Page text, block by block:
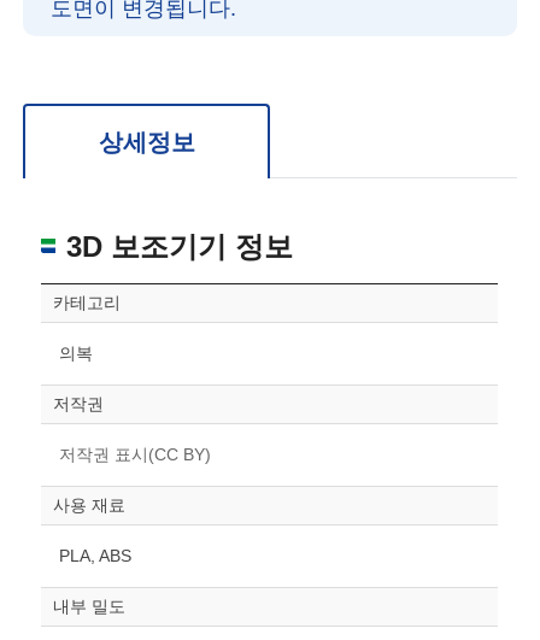
도면이 변경됩니다.
위치 이동: 우측 드래그
상세정보
3D 보조기기 정보
카테고리
의복
저작권
저작권 표시(CC BY)
사용 재료
PLA, ABS
내부 밀도